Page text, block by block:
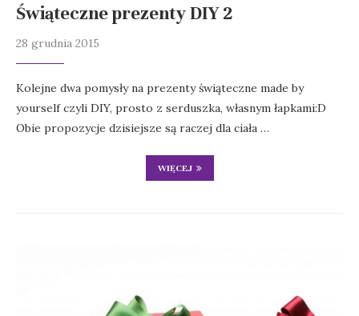
Świąteczne prezenty DIY 2
28 grudnia 2015
Kolejne dwa pomysły na prezenty świąteczne made by
yourself czyli DIY, prosto z serduszka, własnym łapkami:D
Obie propozycje dzisiejsze są raczej dla ciała …
WIĘCEJ